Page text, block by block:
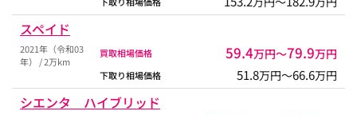
スペイド
2021年（令和03
年） / 2万km
買取相場価格 59.4万円〜79.9万円
下取り相場価格 51.8万円〜66.6万円
シエンタ ハイブリッド